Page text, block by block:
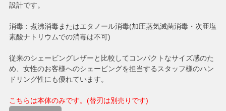
設計です。
消毒：煮沸消毒またはエタノール消毒(加圧蒸気滅菌消毒・次亜塩
素酸ナトリウムでの消毒は不可)
従来のシェービングレザーと比較してコンパクトなサイズ感のた
め、女性のお客様へのシェービングを担当するスタッフ様のハン
ドリング性にも優れています。
こちらは本体のみです。(替刃は別売りです)